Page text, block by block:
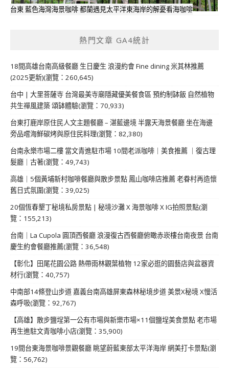
台東 藍色海灣海景咖啡 都蘭遇見太平洋東海岸的解憂看海咖啡
熱門文章 GA4統計
18間高雄台南高級餐廳 生日慶生 浪漫約會 Fine dining 米其林推薦
(2025更新)(瀏覽：260,645)
台中 | 大里菩薩寺 台灣最美寺廟隱藏優美餐食區 預約制缽飯 自然植物
共生禪風建築 頌缽體驗(瀏覽：70,933)
台東打鹿岸原住民人文主題餐廳 – 湛藍邊境 半露天海景餐廳 坐在海邊
旁品嚐海鮮碳烤與原住民料理(瀏覽：82,380)
台南永樂市場二樓 當文青進駐市場 10間老派咖啡｜美食推薦 ｜復古理
髮廳｜古著(瀏覽：49,743)
高雄｜5個黃埔新村咖啡餐廳與散步景點 鳳山咖啡店推薦 老眷村再造懷
舊日式氛圍(瀏覽：39,025)
20個恆春墾丁秘境私房景點 | 秘境沙灘 X 海景咖啡 X IG拍照景點(瀏
覽：155,213)
台南｜La Cupola 圓頂西餐廳 浪漫復古西餐廳俯瞰赤崁樓台南夜景 台南
慶生約會餐廳推薦(瀏覽：36,548)
【彰化】田尾花園公路 熱帶雨林觀葉植物 12家必逛的園藝店與盆器資
材行(瀏覽：40,757)
中南部14條登山步道 嘉義台南高雄屏東森林秘境步道 美景X秘境 X慢活
森呼吸(瀏覽：92,767)
【高雄】散步鹽埕第一公有市場與新樂市場×11個鹽埕美食景點 老市場
再生進駐文青咖啡小店(瀏覽：35,900)
19間台東海景咖啡景觀餐廳 眺望蔚藍東部太平洋海岸 網美打卡景點(瀏
覽：56,762)